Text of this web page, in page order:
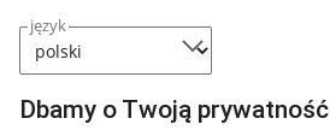
język
Dbamy o Twoją prywatność